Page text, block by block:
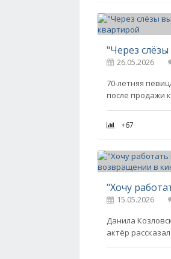
26.05.2026
70-летняя
после продажи
+67
15.05.2026
Данила
актёр